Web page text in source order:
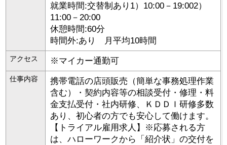
就業時間:交替制あり1）10:00－19:002）
11:00－20:00
休憩時間:60分
時間外:あり 月平均10時間
アクセス ※マイカー通勤可
仕事内容
携帯電話の店頭販売（簡単な事務処理作業
含む）・契約内容等の相談受付・修理・料
金支払受付・社内研修、ＫＤＤＩ研修多数
あり、初心者の方でも安心して働けます。
【トライアル雇用求人】※応募される方
は、ハローワークから「紹介状」の交付を